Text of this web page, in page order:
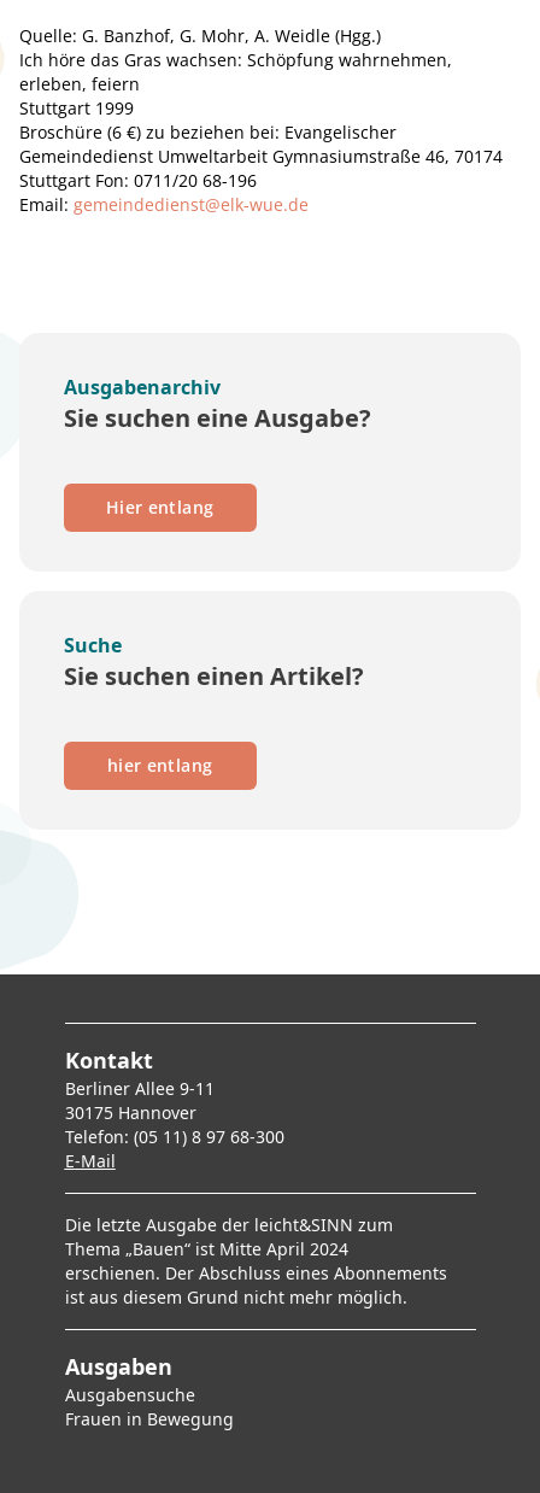
Quelle: G. Banzhof, G. Mohr, A. Weidle (Hgg.)
Ich höre das Gras wachsen: Schöpfung wahrnehmen,
erleben, feiern
Stuttgart 1999
Broschüre (6 €) zu beziehen bei: Evangelischer
Gemeindedienst Umweltarbeit Gymnasiumstraße 46, 70174
Stuttgart Fon: 0711/20 68-196
Email: gemeindedienst@elk-wue.de
Ausgabenarchiv
Sie suchen eine Ausgabe?
Hier entlang
Suche
Sie suchen einen Artikel?
hier entlang
Kontakt
Berliner Allee 9-11
30175 Hannover
Telefon: (05 11) 8 97 68-300
E-Mail
Die letzte Ausgabe der leicht&SINN zum
Thema „Bauen“ ist Mitte April 2024
erschienen. Der Abschluss eines Abonnements
ist aus diesem Grund nicht mehr möglich.
Ausgaben
Ausgabensuche
Frauen in Bewegung